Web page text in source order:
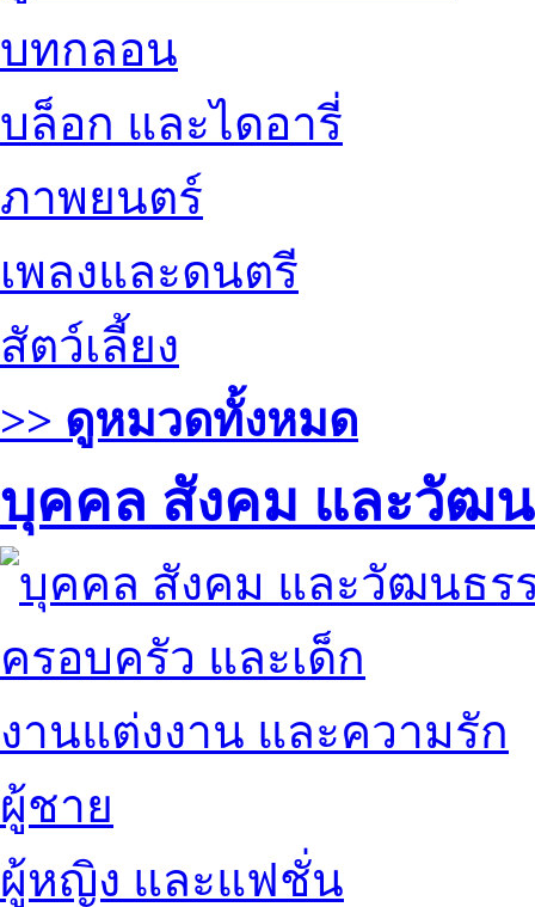
บทกลอน
บล็อก และไดอารี่
ภาพยนตร์
เพลงและดนตรี
สัตว์เลี้ยง
>> ดูหมวดทั้งหมด
บุคคล สังคม และวัฒ
ครอบครัว และเด็ก
งานแต่งงาน และความรัก
ผู้ชาย
ผู้หญิง และแฟชั่น